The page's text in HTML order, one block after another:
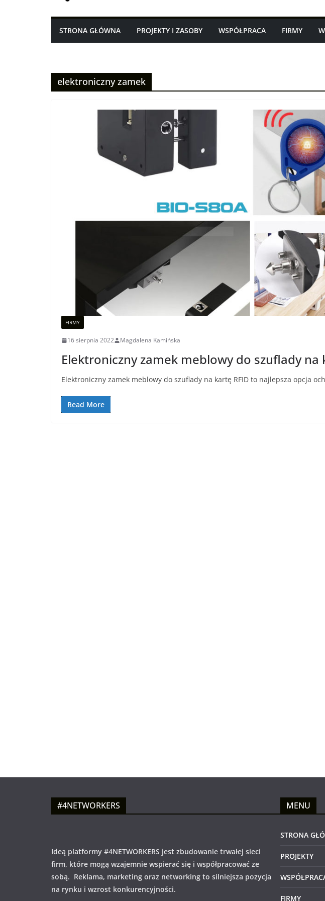
STRONA GŁÓWNA PROJEKTY I ZASOBY WSPÓŁPRACA FIRMY
elektroniczny zamek
FIRMY
16 sierpnia 2022 Magdalena Kamińska
Elektroniczny zamek meblowy do szuflady na
Elektroniczny zamek meblowy do szuflady na kartę RFID to najlepsza opcja
Read More
#4NETWORKERS
Ideą platformy #4NETWORKERS jest zbudowanie trwałej sieci
firm, które mogą wzajemnie wspierać się i współpracować ze
sobą. Reklama, marketing oraz networking to silniejsza pozycja
na rynku i wzrost konkurencyjności.
MENU
STRONA
PROJEKTY
FIRMY